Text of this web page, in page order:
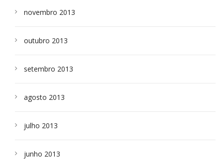
novembro 2013
outubro 2013
setembro 2013
agosto 2013
julho 2013
junho 2013